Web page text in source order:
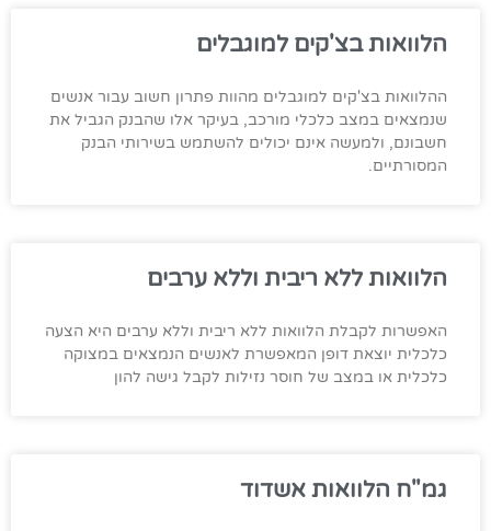
הלוואות בצ'קים למוגבלים
ההלוואות בצ'קים למוגבלים מהוות פתרון חשוב עבור אנשים
שנמצאים במצב כלכלי מורכב, בעיקר אלו שהבנק הגביל את
חשבונם, ולמעשה אינם יכולים להשתמש בשירותי הבנק
המסורתיים.
הלוואות ללא ריבית וללא ערבים
האפשרות לקבלת הלוואות ללא ריבית וללא ערבים היא הצעה
כלכלית יוצאת דופן המאפשרת לאנשים הנמצאים במצוקה
כלכלית או במצב של חוסר נזילות לקבל גישה להון
גמ"ח הלוואות אשדוד